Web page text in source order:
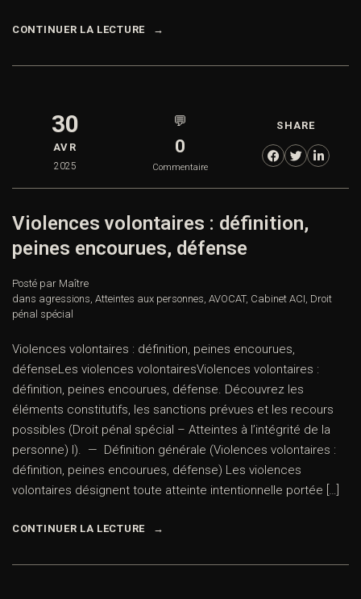
CONTINUER LA LECTURE
30
AVR
2025
💬
0
Commentaire
SHARE
Violences volontaires : définition,
peines encourues, défense
Posté par Maître
dans agressions, Atteintes aux personnes, AVOCAT, Cabinet ACI, Droit
pénal spécial
Violences volontaires : définition, peines encourues,
défenseLes violences volontairesViolences volontaires :
définition, peines encourues, défense. Découvrez les
éléments constitutifs, les sanctions prévues et les recours
possibles (Droit pénal spécial – Atteintes à l’intégrité de la
personne) I). — Définition générale (Violences volontaires :
définition, peines encourues, défense) Les violences
volontaires désignent toute atteinte intentionnelle portée […]
CONTINUER LA LECTURE